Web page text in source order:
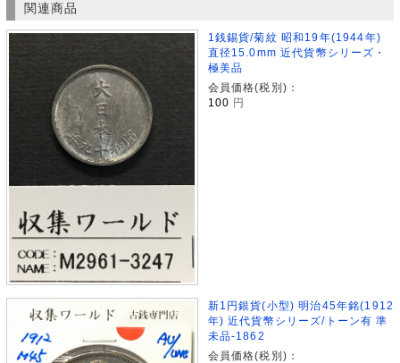
関連商品
1銭錫貨/菊紋 昭和19年(1944年)
直径15.0mm 近代貨幣シリーズ・
極美品
会員価格(税別)：
100 円
新1円銀貨(小型) 明治45年銘(1912
年) 近代貨幣シリーズ/トーン有 準
未品-1862
会員価格(税別)：